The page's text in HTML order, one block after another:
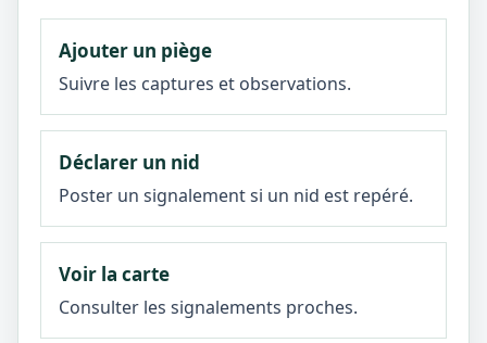
Ajouter un piège
Suivre les captures et observations.
Déclarer un nid
Poster un signalement si un nid est repéré.
Voir la carte
Consulter les signalements proches.